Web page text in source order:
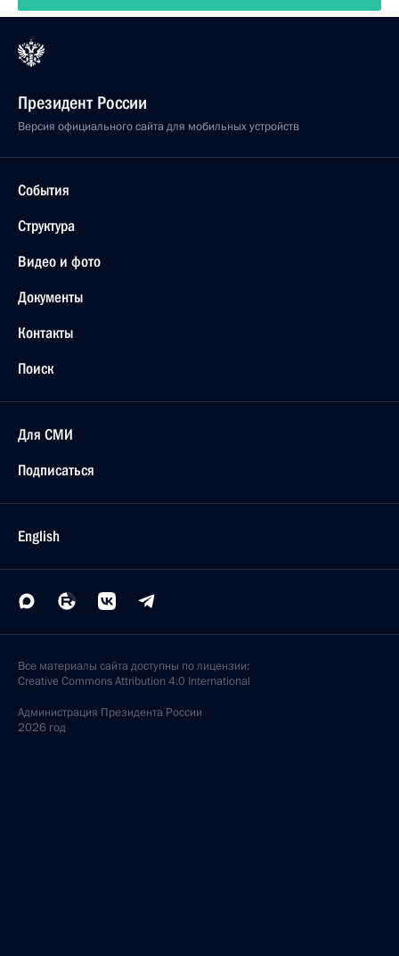
Президент России
Версия официального сайта для мобильных устройств
События
Структура
Видео и фото
Документы
Контакты
Поиск
Для СМИ
Подписаться
English
Все материалы сайта доступны по лицензии:
Creative Commons Attribution 4.0 International
Администрация Президента России
2026 год